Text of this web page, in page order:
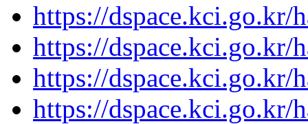
https://dspace.kci.go.kr/
https://dspace.kci.go.kr/
https://dspace.kci.go.kr/
https://dspace.kci.go.kr/